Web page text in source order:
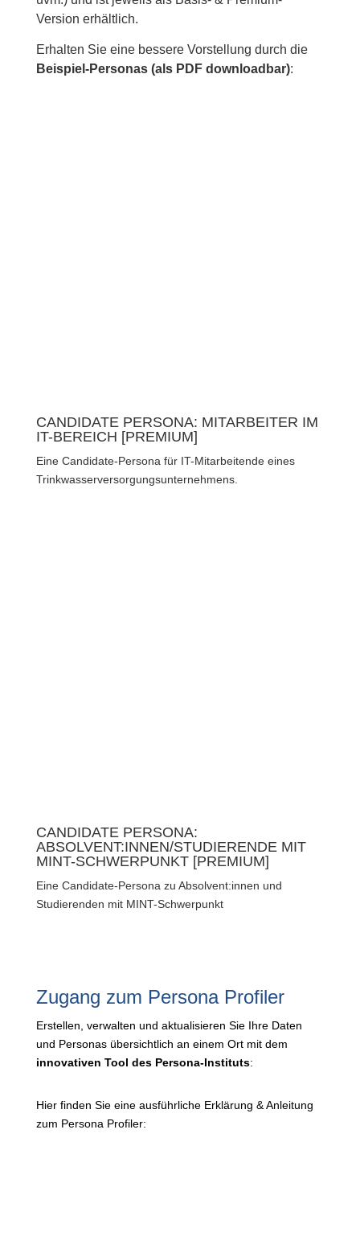
Version erhältlich.
Erhalten Sie eine bessere Vorstellung durch die
Beispiel-Personas (als PDF downloadbar):
CANDIDATE PERSONA: MITARBEITER IM
IT-BEREICH [PREMIUM]
Eine Candidate-Persona für IT-Mitarbeitende eines
Trinkwasserversorgungsunternehmens.
CANDIDATE PERSONA:
ABSOLVENT:INNEN/STUDIERENDE MIT
MINT-SCHWERPUNKT [PREMIUM]
Eine Candidate-Persona zu Absolvent:innen und
Studierenden mit MINT-Schwerpunkt
Zugang zum Persona Profiler
Erstellen, verwalten und aktualisieren Sie Ihre Daten
und Personas übersichtlich an einem Ort mit dem
innovativen Tool des Persona-Instituts:
Hier finden Sie eine ausführliche Erklärung & Anleitung
zum Persona Profiler: